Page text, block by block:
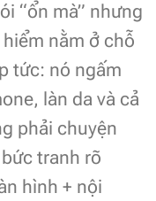
“ổn mà” nhưng
nằm ở chỗ
tức: nó ngấm
làn da và cả
phải chuyện
tranh rõ
hình + nội